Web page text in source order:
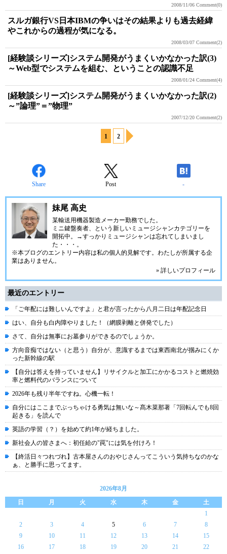
2008/11/06 Comment(0)
スルガ銀行VS日本IBMの争いはその結果よりも過去経緯
やこれからの過程が気になる。
2008/03/07 Comment(2)
[経験談シリーズ]システム開発がうまくいかなかった訳(3)
～Web型でシステムを組む、ということの認識不足
2008/01/24 Comment(4)
[経験談シリーズ]システム開発がうまくいかなかった訳(2)
～”論理”＝”物理”
2007/12/20 Comment(2)
1 2
Share Post -
妹尾 高史
某輸送用機器製造メーカー勤務でした。
ミニ鍵盤奏者、という新しいミュージシャンカテゴリーを
開拓中。→すっかりミュージシャンは忘れてしまいまし
た・・・。
※本ブログのエントリー内容は私の個人的見解です。わたしが所属する企
業はありません。
» 詳しいプロフィール
最近のエントリー
「ご年配には難しいんですよ」と君が言ったから八月二日は年配記念日
はい、自分も白内障やりました！（網膜剥離と併発でした）
さて、自分は無事にお墓参りができるのでしょうか。
方向音痴ではない（と思う）自分が、意識するまでは東西南北が掴みにくか
った新幹線の駅
【自分は答えを持っていません】リサイクルと加工にかかるコストと燃焼効
率と燃料代のバランスについて
2026年も残り半年ですね。心機一転！
自分にはここまでぶっちゃける勇気は無いな～髙木菜那著「7回転んでも8回
起きる」を読んで
英語の学習（？）を始めて約1年が経ちました。
新社会人の皆さまへ：初任給の"罠"には気を付けろ！
【終活日々つれづれ】古本屋さんのおやじさんってこういう気持ちなのかな
ぁ、と勝手に思ってます。
2026年8月
日
月 火 水 木 金
土
1
2
3 4 5 6 7
8
9
10 11 12 13 14
15
16
17 18 19 20 21
22